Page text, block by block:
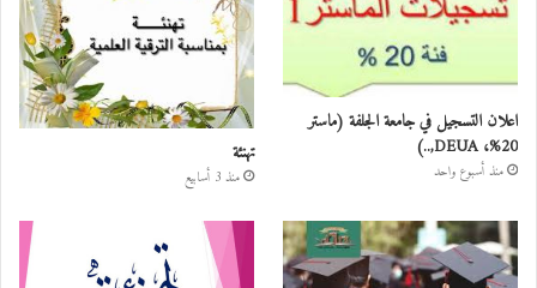
اعلان التسجيل في جامعة الجلفة (ماستر
20%، DEUA,..)
منذ أسبوع واحد
تهنئة
منذ 3 أسابيع